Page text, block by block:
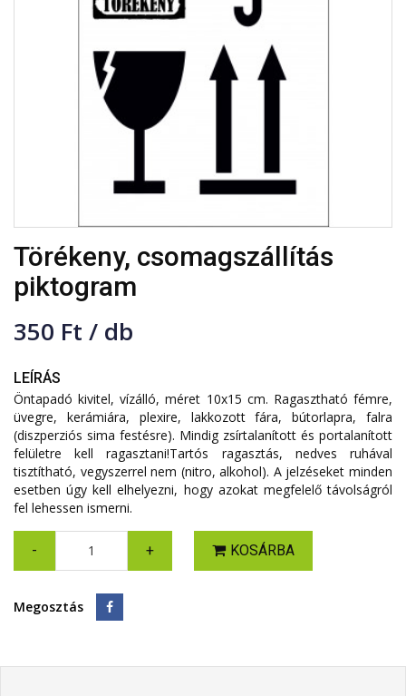
Törékeny, csomagszállítás
piktogram
350 Ft / db
LEÍRÁS
Öntapadó kivitel, vízálló, méret 10x15 cm. Ragasztható fémre,
üvegre, kerámiára, plexire, lakkozott fára, bútorlapra, falra
(diszperziós sima festésre). Mindig zsírtalanított és portalanított
felületre kell ragasztani!Tartós ragasztás, nedves ruhával
tisztítható, vegyszerrel nem (nitro, alkohol). A jelzéseket minden
esetben úgy kell elhelyezni, hogy azokat megfelelő távolságról
fel lehessen ismerni.
- + KOSÁRBA
Megosztás